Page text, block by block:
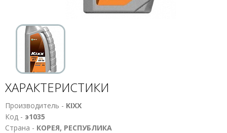
ХАРАКТЕРИСТИКИ
Производитель - KIXX
Код - э1035
Страна - КОРЕЯ, РЕСПУБЛИКА